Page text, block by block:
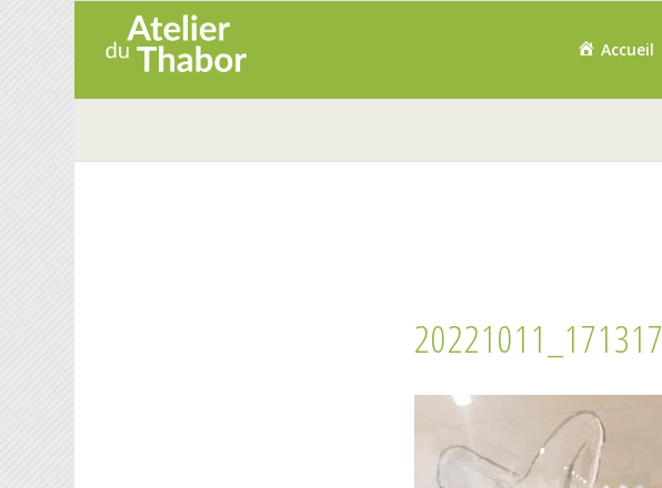
Accueil
20221011_171317